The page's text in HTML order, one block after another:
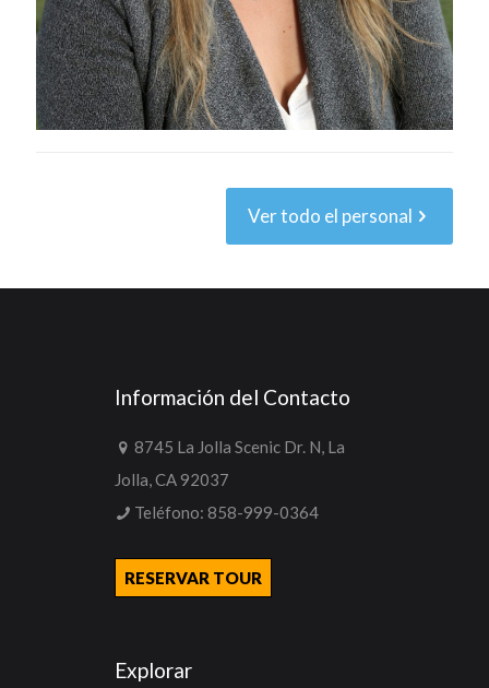
Ver todo el personal
Información del Contacto
8745 La Jolla Scenic Dr. N, La
Jolla, CA 92037
Teléfono: 858-999-0364
RESERVAR TOUR
Explorar